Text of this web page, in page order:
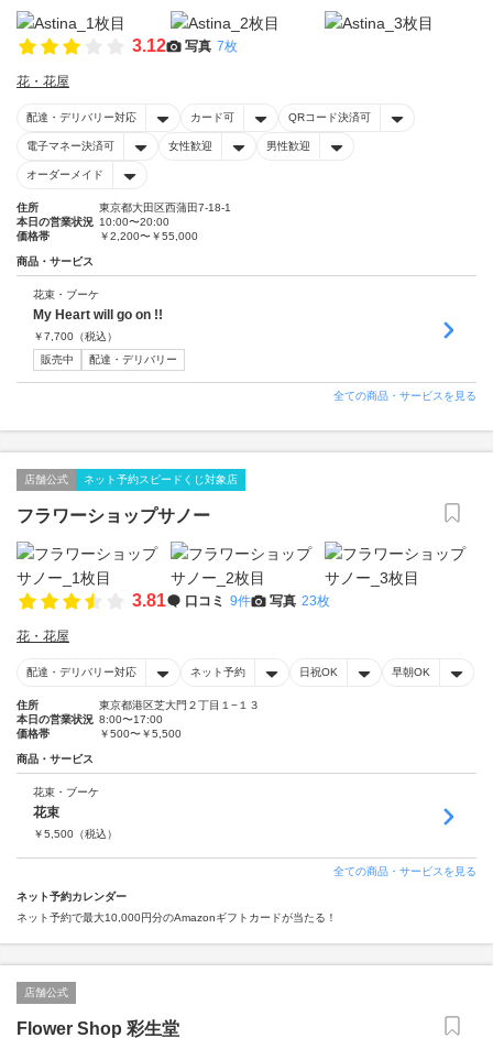
3.12 写真 7枚
花・花屋
配達・デリバリー対応 カード可 QRコード決済可
電子マネー決済可 女性歓迎 男性歓迎
オーダーメイド
住所
東京都大田区西蒲田7-18-1
本日の営業状況 10:00〜20:00
価格帯
￥2,200〜￥55,000
商品・サービス
花束・ブーケ
My Heart will go on !!
￥7,700 （税込）
販売中
配達・デリバリー
全ての商品・サービスを見る
店舗公式 ネット予約スピードくじ対象店
フラワーショップサノー
3.81 口コミ 9件 写真 23枚
花・花屋
配達・デリバリー対応 ネット予約 日祝OK 早朝OK
住所
東京都港区芝大門２丁目１−１３
本日の営業状況 8:00〜17:00
価格帯
￥500〜￥5,500
商品・サービス
花束・ブーケ
花束
￥5,500 （税込）
全ての商品・サービスを見る
ネット予約カレンダー
ネット予約で最大10,000円分のAmazonギフトカードが当たる！
店舗公式
Flower Shop 彩生堂